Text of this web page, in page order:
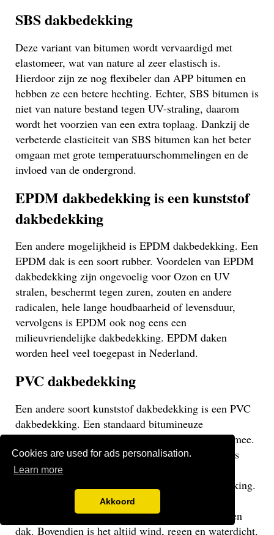
Cookies are used for ads personalisation.
Learn more
Akkoord
SBS dakbedekking
Deze variant van bitumen wordt vervaardigd met
elastomeer, wat van nature al zeer elastisch is.
Hierdoor zijn ze nog flexibeler dan APP bitumen en
hebben ze een betere hechting. Echter, SBS bitumen is
niet van nature bestand tegen UV-straling, daarom
wordt het voorzien van een extra toplaag. Dankzij de
verbeterde elasticiteit van SBS bitumen kan het beter
omgaan met grote temperatuurschommelingen en de
invloed van de ondergrond.
EPDM dakbedekking is een kunststof
dakbedekking
Een andere mogelijkheid is EPDM dakbedekking. Een
EPDM dak is een soort rubber. Voordelen van EPDM
dakbedekking zijn ongevoelig voor Ozon en UV
stralen, beschermt tegen zuren, zouten en andere
radicalen, hele lange houdbaarheid of levensduur,
vervolgens is EPDM ook nog eens een
milieuvriendelijke dakbedekking. EPDM daken
worden heel veel toegepast in Nederland.
PVC dakbedekking
Een andere soort kunststof dakbedekking is een PVC
dakbedekking. Een standaard bitumineuze
dakbedekking gaat veelal niet langer dan 15 jaar mee.
Een EPDM of PVC dak gaat veel langer mee en is
daarom een stuk duurzamer. Een PVC dak heeft
dezelfde eigenschappen als een EPDM dakbedekking.
Het gaat weliswaar iets minder lang mee dan een
EPDM dak, maar uiteraard langer dan een bitumen
dak. Bovendien is het altijd wind, regen en waterdicht.